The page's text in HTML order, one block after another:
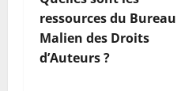
ressources du Bureau
Malien des Droits
d’Auteurs ?